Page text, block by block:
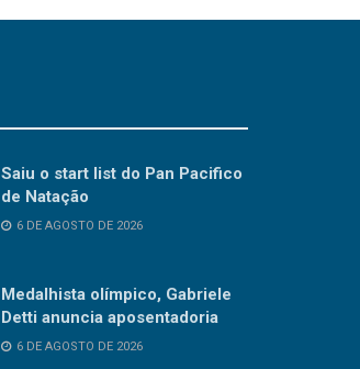
Saiu o start list do Pan Pacifico
de Natação
6 DE AGOSTO DE 2026
Medalhista olímpico, Gabriele
Detti anuncia aposentadoria
6 DE AGOSTO DE 2026